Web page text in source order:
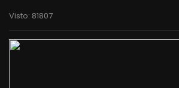
Visto: 81807